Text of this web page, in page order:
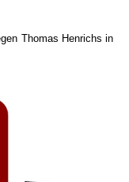
Thomas Henrichs in